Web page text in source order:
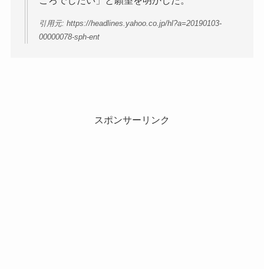
引用元: https://headlines.yahoo.co.jp/hl?a=20190103-
00000078-sph-ent
スポンサーリンク